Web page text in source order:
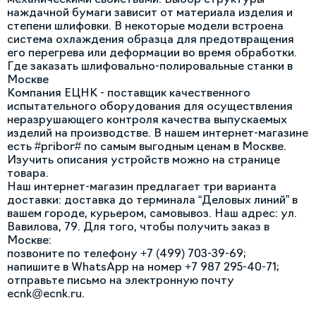
наждачной бумаги зависит от материала изделия и
степени шлифовки. В некоторые модели встроена
система охлаждения образца для предотвращения
его перегрева или деформации во время обработки.
Где заказать шлифовально-полировальные станки в
Москве
Компания ЕЦНК - поставщик качественного
испытательного оборудования для осуществления
неразрушающего контроля качества выпускаемых
изделий на производстве. В нашем интернет-магазине
есть #pribor# по самым выгодным ценам в Москве.
Изучить описания устройств можно на странице
товара.
Наш интернет-магазин предлагает три варианта
доставки: доставка до терминала “Деловых линий” в
вашем городе, курьером, самовывоз. Наш адрес: ул.
Вавилова, 79. Для того, чтобы получить заказ в
Москве:
позвоните по телефону +7 (499) 703-39-69;
напишите в WhatsApp на номер +7 987 295-40-71;
отправьте письмо на электронную почту
ecnk@ecnk.ru.